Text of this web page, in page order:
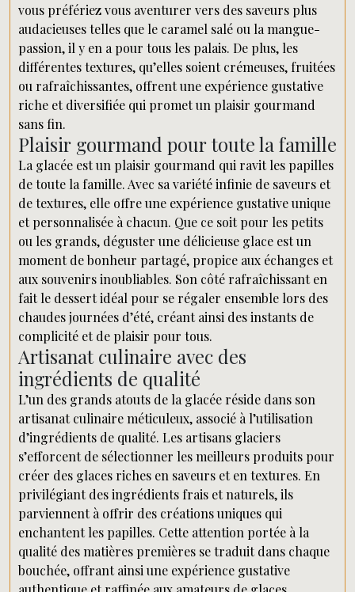
vous préfériez vous aventurer vers des saveurs plus
audacieuses telles que le caramel salé ou la mangue-
passion, il y en a pour tous les palais. De plus, les
différentes textures, qu’elles soient crémeuses, fruitées
ou rafraîchissantes, offrent une expérience gustative
riche et diversifiée qui promet un plaisir gourmand
sans fin.
Plaisir gourmand pour toute la famille
La glacée est un plaisir gourmand qui ravit les papilles
de toute la famille. Avec sa variété infinie de saveurs et
de textures, elle offre une expérience gustative unique
et personnalisée à chacun. Que ce soit pour les petits
ou les grands, déguster une délicieuse glace est un
moment de bonheur partagé, propice aux échanges et
aux souvenirs inoubliables. Son côté rafraîchissant en
fait le dessert idéal pour se régaler ensemble lors des
chaudes journées d’été, créant ainsi des instants de
complicité et de plaisir pour tous.
Artisanat culinaire avec des
ingrédients de qualité
L’un des grands atouts de la glacée réside dans son
artisanat culinaire méticuleux, associé à l’utilisation
d’ingrédients de qualité. Les artisans glaciers
s’efforcent de sélectionner les meilleurs produits pour
créer des glaces riches en saveurs et en textures. En
privilégiant des ingrédients frais et naturels, ils
parviennent à offrir des créations uniques qui
enchantent les papilles. Cette attention portée à la
qualité des matières premières se traduit dans chaque
bouchée, offrant ainsi une expérience gustative